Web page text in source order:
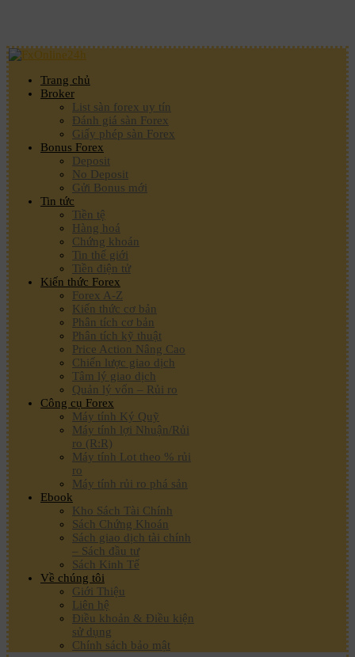
Trang chủ
Broker
List sàn forex uy tín
Đánh giá sàn Forex
Giấy phép sàn Forex
Bonus Forex
Deposit
No Deposit
Gửi Bonus mới
Tin tức
Tiền tệ
Hàng hoá
Chứng khoán
Tin thế giới
Tiền điện tử
Kiến thức Forex
Forex A-Z
Kiến thức cơ bản
Phân tích cơ bản
Phân tích kỹ thuật
Price Action Nâng Cao
Chiến lược giao dịch
Tâm lý giao dịch
Quản lý vốn – Rủi ro
Công cụ Forex
Máy tính Ký Quỹ
Máy tính lợi Nhuận/Rủi
ro (R:R)
Máy tính Lot theo % rủi
ro
Máy tính rủi ro phá sản
Ebook
Kho Sách Tài Chính
Sách Chứng Khoán
Sách giao dịch tài chính
– Sách đầu tư
Sách Kinh Tế
Về chúng tôi
Giới Thiệu
Liên hệ
Điều khoản & Điều kiện
sử dụng
Chính sách bảo mật